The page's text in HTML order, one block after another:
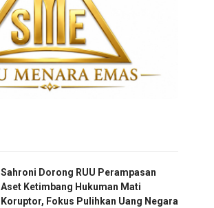
Sahroni Dorong RUU Perampasan
Aset Ketimbang Hukuman Mati
Koruptor, Fokus Pulihkan Uang Negara